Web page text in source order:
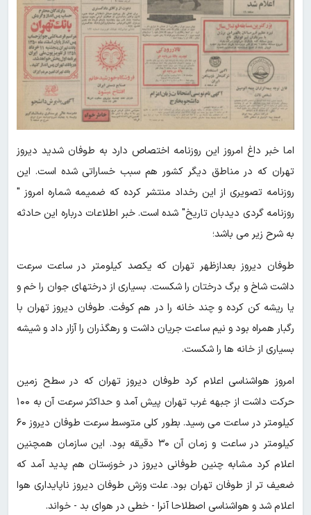
اما خبر داغ امروز این روزنامه اختصاص دارد به طوفان شدید دیروز
تهران که در مناطق دیگر کشور هم سبب خساراتی شده است. این
روزنامه تصویری از این رخداد منتشر کرده که ضمیمه شماره امروز "
روزنامه گردی دیدبان تاریخ" شده است. خبر اطلاعات درباره این حادثه
به شرح زیر می باشد؛
طوفان دیروز بعدازظهر تهران که یکصد کیلومتر در ساعت سرعت
داشت شاخ و برگ درختان را شکست. بسیاری از درختهای جوان را خم و
یا ریشه کن کرده و چند خانه را در هم کوفت. طوفان دیروز تهران با
رگبار همراه بود و نیم ساعت جریان داشت و رهگذران را آزار داد و شیشه
بسیاری از خانه ها را شکست.
امروز هواشناسی اعلام‌ کرد طوفان دیروز تهران که در سطح زمین
حرکت داشت از جبهه غرب تهران پیش آمد و حداکثر سرعت آن به ۱۰۰
کیلومتر در ساعت می رسید. بطور کلی متوسط سرعت طوفان دیروز ۶۰
کیلومتر در ساعت و زمان آن ۳۰ دقیقه بود. این سازمان همچنین
اعلام‌ کرد مشابه چنین طوفانی دیروز در خوزستان هم پدید آمد که
ضعیف تر از طوفان تهران بود. علت وزش طوفان دیروز ناپایداری هوا
اعلام شد و هواشناسی اصطلاحا آنرا - خطی در هوای بد - خواند.